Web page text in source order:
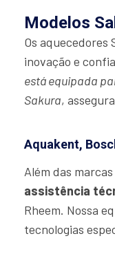
Modelos
Os aquecedores
inovação e
está equipada
Sakura,
Aquakent,
Além das
assistência
Rheem. Nossa
tecnologias